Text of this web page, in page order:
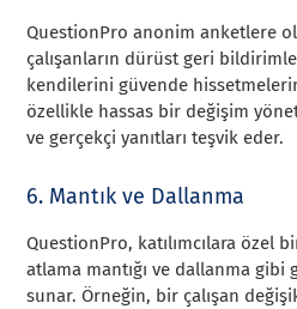
QuestionPro anonim anketlere
çalışanların dürüst geri
kendilerini güvende
özellikle hassas bir değişim
ve gerçekçi yanıtları teşvik eder.
6. Mantık ve Dallanma
QuestionPro, katılımcılara özel
atlama mantığı ve dallanma gibi
sunar. Örneğin, bir çalışan